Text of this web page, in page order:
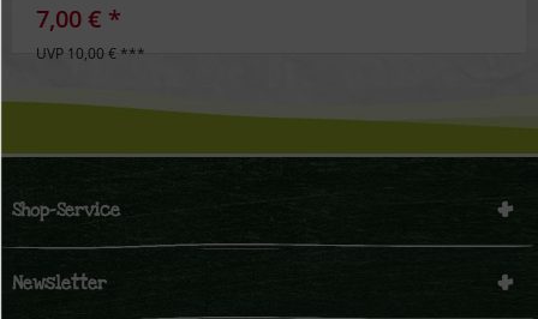
7,00 € *
UVP 10,00 € ***
Shop-Service
Newsletter